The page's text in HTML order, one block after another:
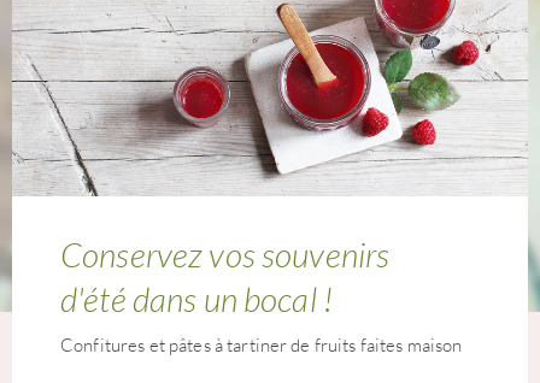
Conservez vos souvenirs
d'été dans un bocal !
Confitures et pâtes à tartiner de fruits faites maison